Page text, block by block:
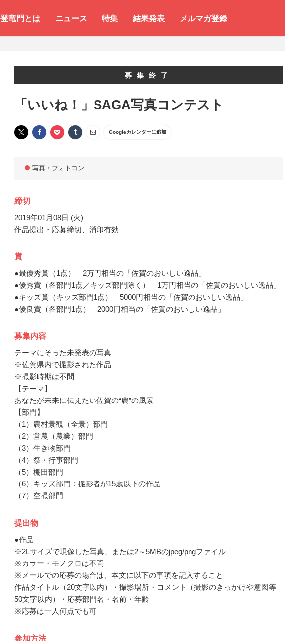
登竜門とは ニュース 特集 結果発表 メルマガ登録
募集終了
「いいね！」SAGA写真コンテスト
Googleカレンダーに追加
写真・フォトコン
締切
2019年01月08日 (火)
作品提出・応募締切、消印有効
賞
●最優秀賞（1点） 2万円相当の「佐賀のおいしい逸品」
●優秀賞（各部門1点／キッズ部門除く） 1万円相当の「佐賀のおいしい逸品」
●キッズ賞（キッズ部門1点） 5000円相当の「佐賀のおいしい逸品」
●優良賞（各部門1点） 2000円相当の「佐賀のおいしい逸品」
募集内容
テーマにそった未発表の写真
※佐賀県内で撮影された作品
※撮影時期は不問
【テーマ】
あなたが未来に伝えたい佐賀の“農”の風景
【部門】
（1）農村景観（全景）部門
（2）営農（農業）部門
（3）生き物部門
（4）祭・行事部門
（5）棚田部門
（6）キッズ部門：撮影者が15歳以下の作品
（7）空撮部門
提出物
●作品
※2Lサイズで現像した写真、または2～5MBのjpeg/pngファイル
※カラー・モノクロは不問
※メールでの応募の場合は、本文に以下の事項を記入すること
作品タイトル（20文字以内）・撮影場所・コメント（撮影のきっかけや意図等
50文字以内）・応募部門名・名前・年齢
※応募は一人何点でも可
参加方法